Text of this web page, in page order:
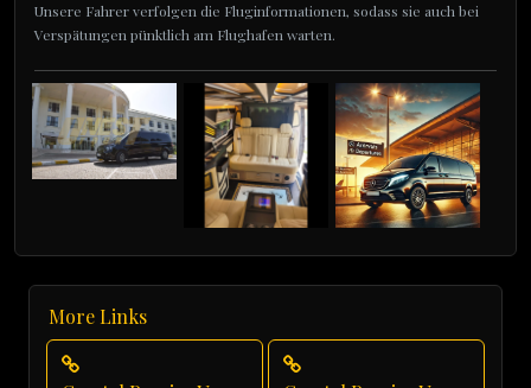
Unsere Fahrer verfolgen die Fluginformationen, sodass sie auch bei
Verspätungen pünktlich am Flughafen warten.
More Links